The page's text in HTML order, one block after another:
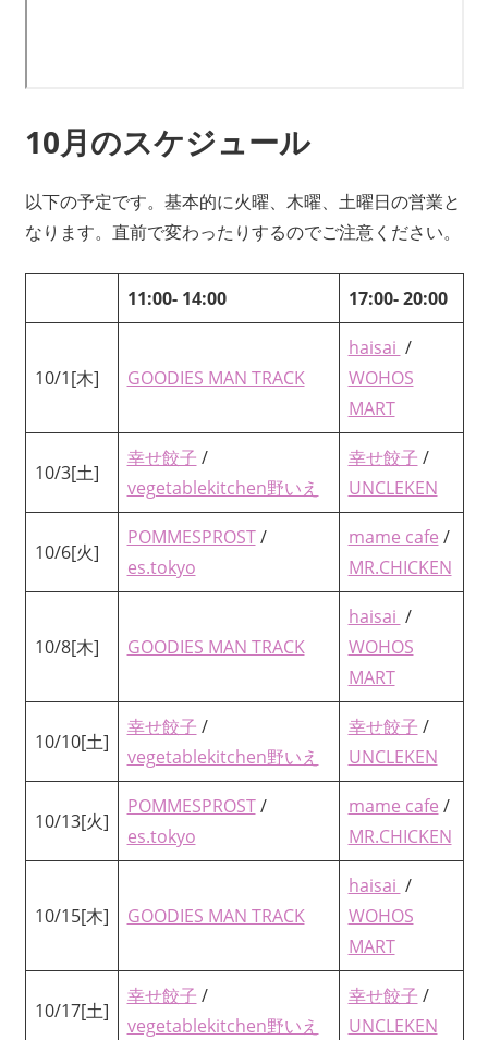
10月のスケジュール
以下の予定です。基本的に火曜、木曜、土曜日の営業と
なります。直前で変わったりするのでご注意ください。
11:00- 14:00 17:00- 20:00
10/1[木] GOODIES MAN TRACK
haisai /
WOHOS
MART
10/3[土]
幸せ餃子 /
vegetablekitchen野いえ
幸せ餃子 /
UNCLEKEN
10/6[火]
POMMESPROST/
es.tokyo
mame cafe /
MR.CHICKEN
10/8[木] GOODIES MAN TRACK
haisai /
WOHOS
MART
10/10[土]
幸せ餃子 /
vegetablekitchen野いえ
幸せ餃子 /
UNCLEKEN
10/13[火]
POMMESPROST/
es.tokyo
mame cafe /
MR.CHICKEN
10/15[木] GOODIES MAN TRACK
haisai /
WOHOS
MART
10/17[土]
幸せ餃子 /
vegetablekitchen野いえ
幸せ餃子 /
UNCLEKEN